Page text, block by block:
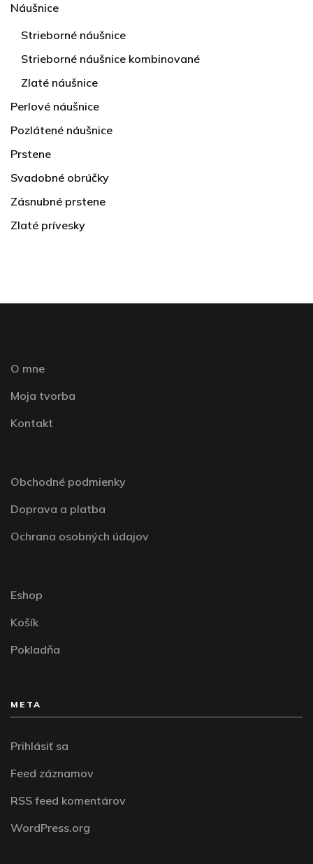
Náušnice
Strieborné náušnice
Strieborné náušnice kombinované
Zlaté náušnice
Perlové náušnice
Pozlátené náušnice
Prstene
Svadobné obrúčky
Zásnubné prstene
Zlaté prívesky
O mne
Moja tvorba
Kontakt
Obchodné podmienky
Doprava a platba
Ochrana osobných údajov
Eshop
Košík
Pokladňa
META
Prihlásiť sa
Feed záznamov
RSS feed komentárov
WordPress.org